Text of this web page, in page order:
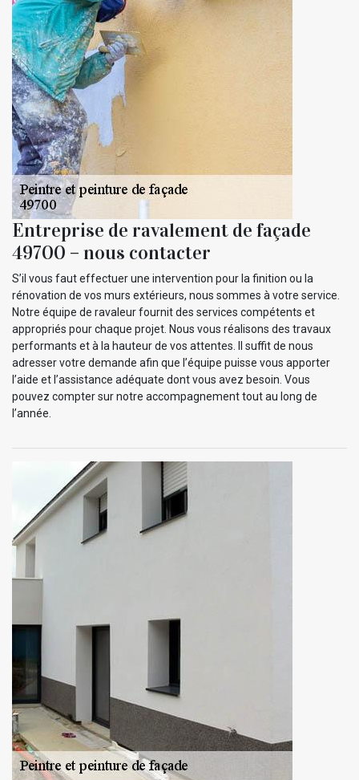
Entreprise de ravalement de façade
49700 – nous contacter
S’il vous faut effectuer une intervention pour la finition ou la
rénovation de vos murs extérieurs, nous sommes à votre service.
Notre équipe de ravaleur fournit des services compétents et
appropriés pour chaque projet. Nous vous réalisons des travaux
performants et à la hauteur de vos attentes. Il suffit de nous
adresser votre demande afin que l’équipe puisse vous apporter
l’aide et l’assistance adéquate dont vous avez besoin. Vous
pouvez compter sur notre accompagnement tout au long de
l’année.